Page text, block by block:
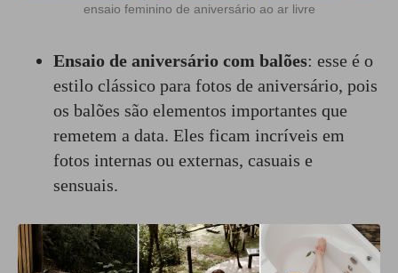
ensaio feminino de aniversário ao ar livre
Ensaio de aniversário com balões: esse é o
estilo clássico para fotos de aniversário, pois
os balões são elementos importantes que
remetem a data. Eles ficam incríveis em
fotos internas ou externas, casuais e
sensuais.